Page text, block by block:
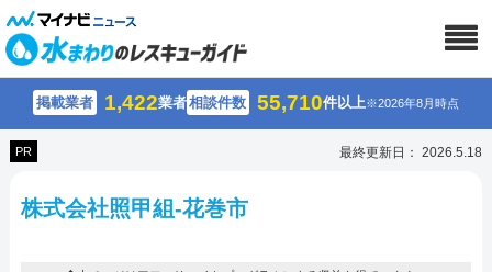
掲載業者 1,422業者相談件数 55,710件以上※2026年8月時点
PR 最終更新日： 2026.5.18
株式会社照甲組-花巻市